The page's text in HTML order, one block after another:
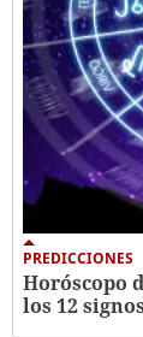
PREDICCIONES
Horóscopo
los 12